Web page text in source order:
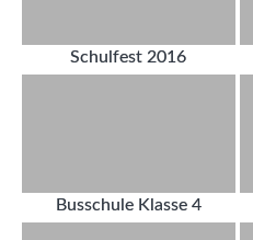
Schulfest 2016
Busschule Klasse 4